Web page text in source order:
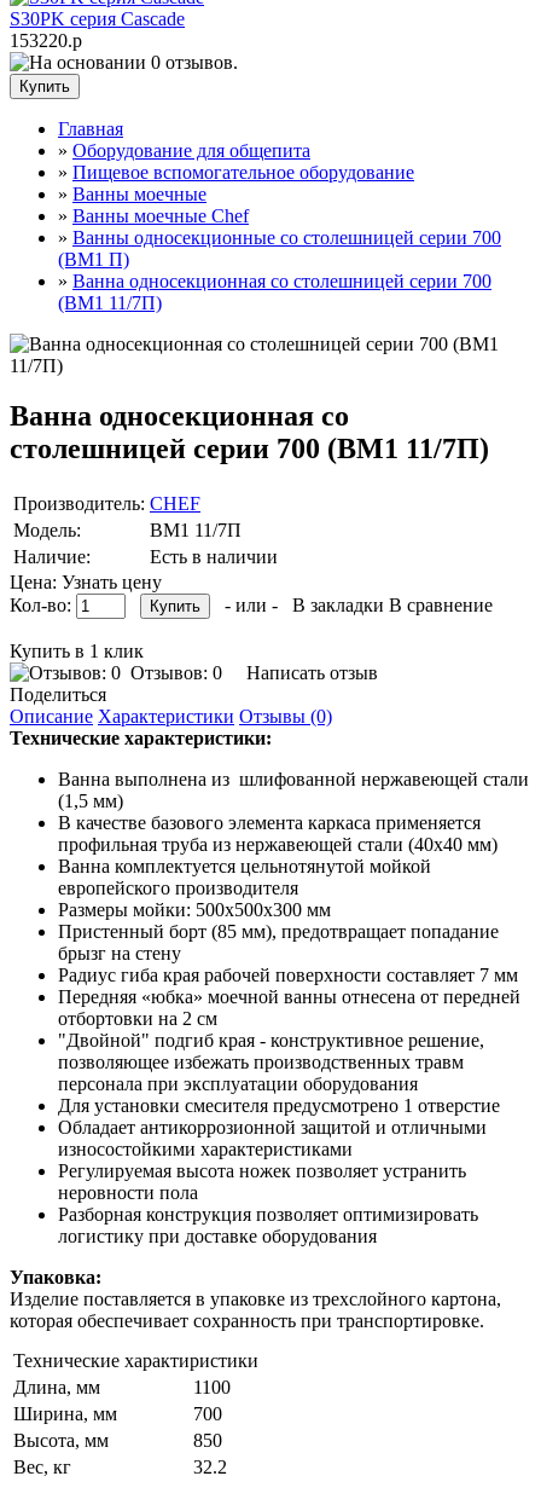
S30PK серия Cascade
153220.р
Главная
» Оборудование для общепита
» Пищевое вспомогательное оборудование
» Ванны моечные
» Ванны моечные Сhef
» Ванны односекционные со столешницей серии 700
(ВМ1 П)
» Ванна односекционная со столешницей серии 700
(ВМ1 11/7П)
Ванна односекционная со
столешницей серии 700 (ВМ1 11/7П)
Производитель: CHEF
Модель:
ВМ1 11/7П
Наличие:
Есть в наличии
Цена: Узнать цену
Кол-во:
- или - В закладки В сравнение
Купить в 1 клик
Отзывов: 0
Написать отзыв
Поделиться
Описание Характеристики Отзывы (0)
Технические характеристики:
Ванна выполнена из шлифованной нержавеющей стали
(1,5 мм)
В качестве базового элемента каркаса применяется
профильная труба из нержавеющей стали (40х40 мм)
Ванна комплектуется цельнотянутой мойкой
европейского производителя
Размеры мойки: 500х500х300 мм
Пристенный борт (85 мм), предотвращает попадание
брызг на стену
Радиус гиба края рабочей поверхности составляет 7 мм
Передняя «юбка» моечной ванны отнесена от передней
отбортовки на 2 см
"Двойной" подгиб края - конструктивное решение,
позволяющее избежать производственных травм
персонала при эксплуатации оборудования
Для установки смесителя предусмотрено 1 отверстие
Обладает антикоррозионной защитой и отличными
износостойкими характеристиками
Регулируемая высота ножек позволяет устранить
неровности пола
Разборная конструкция позволяет оптимизировать
логистику при доставке оборудования
Упаковка:
Изделие поставляется в упаковке из трехслойного картона,
которая обеспечивает сохранность при транспортировке.
Технические характиристики
Длина, мм
1100
Ширина, мм
700
Высота, мм
850
Вес, кг
32.2